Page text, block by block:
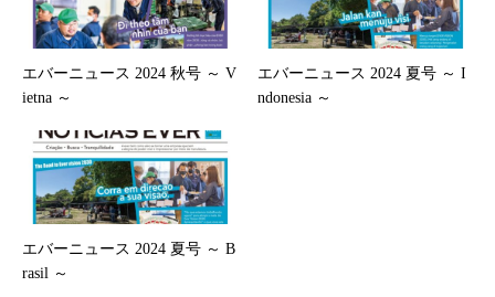
エバーニュース 2024 秋号 ～ V
ietna ～
エバーニュース 2024 夏号 ～ I
ndonesia ～
エバーニュース 2024 夏号 ～ B
rasil ～